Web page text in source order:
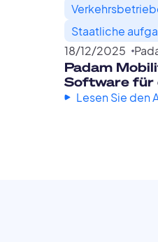
Staatliche
18/12/2025
Padam
Software für
Lesen Sie den